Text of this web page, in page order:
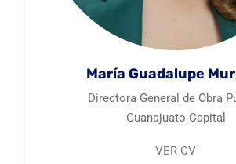
María Guadalupe
Directora General de Obra
Guanajuato Capital
VER CV